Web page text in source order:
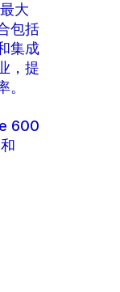
大
包括
集成
，提
600